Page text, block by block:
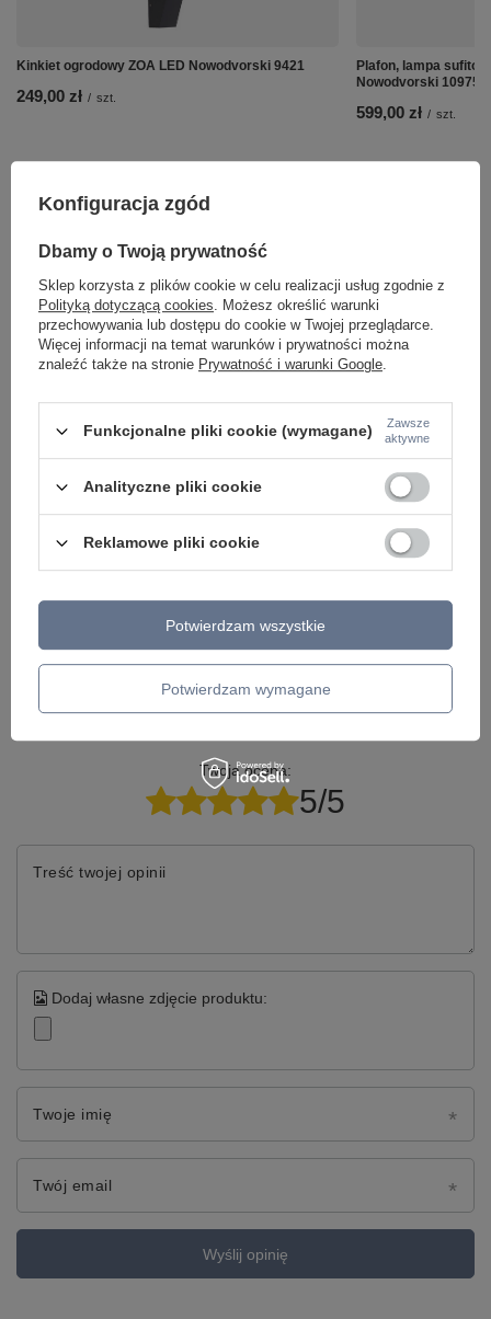
Kinkiet ogrodowy ZOA LED Nowodvorski 9421
249,00 zł / szt.
Plafon, lampa
Nowodvorski 10975
599,00 zł / szt.
Potrzebujesz pomocy? Masz pytania lub
Napisz do nas - doradzimy, odpowiemy
szybko i przygotujemy indywidualną ofertę
Napisz do nas
Model znajdziesz w kategoriach
Napisz swoją opinię
Twoja ocena:
5/5
Treść twojej opinii
Dodaj własne zdjęcie produktu:
Twoje imię
Twój email
Wyślij opinię
Konfiguracja zgód
Dbamy o Twoją prywatność
Sklep korzysta z plików cookie w celu realizacji usług zgodnie z
Polityką dotyczącą cookies. Możesz określić warunki
przechowywania lub dostępu do cookie w Twojej przeglądarce.
Więcej informacji na temat warunków i prywatności można
znaleźć także na stronie Prywatność i warunki Google.
Funkcjonalne pliki cookie (wymagane)
Zawsze
aktywne
Analityczne pliki cookie
Reklamowe pliki cookie
Potwierdzam wymagane
Potwierdzam wszystkie